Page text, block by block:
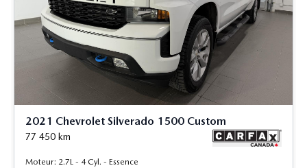
2021 Chevrolet Silverado 1500 Custom
77 450 km
Moteur: 2.7L - 4 Cyl. - Essence